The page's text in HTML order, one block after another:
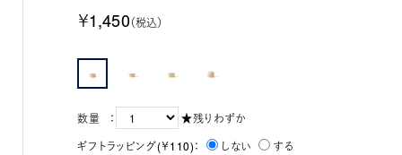
￥1,450（税込）
数量 ：
★残りわずか
ギフトラッピング(￥110)：
しない する